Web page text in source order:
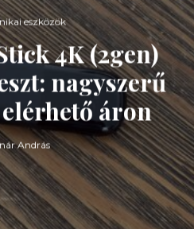
eszközök
4K (2gen)
nagyszerű
áron
András